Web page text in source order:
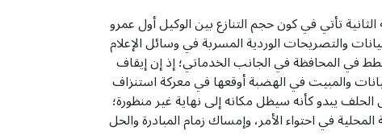
تأتي في كون حجم التنازع بين الوكيل أول عمرو
والتصريحات الوردية المسربة في وسائل الإعلام
في المحافظة في الجانب الخدماتي؛ إذ إن إيقاف
والمبيت في الهضبة أوقعها في معركة استنزاف
يبدو كأنه سيظل مكانه إلى نهاية غير منظورة؛
في احتواء الأمر، وإمساك زمام المبادرة والحل